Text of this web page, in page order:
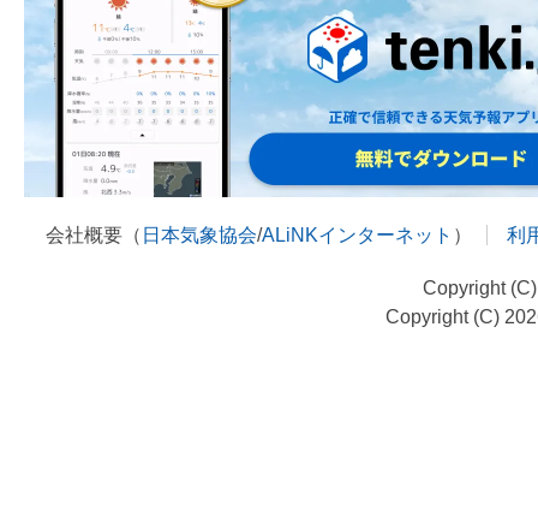
会社概要（ 日本気象協会/ALiNKインターネット ） 利
Copyright
Copyright (C)